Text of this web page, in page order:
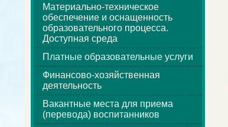
Материально-техническое
обеспечение и оснащенность
образовательного процесса.
Доступная среда
Платные образовательные услуги
Финансово-хозяйственная
деятельность
Вакантные места для приема
(перевода) воспитанников